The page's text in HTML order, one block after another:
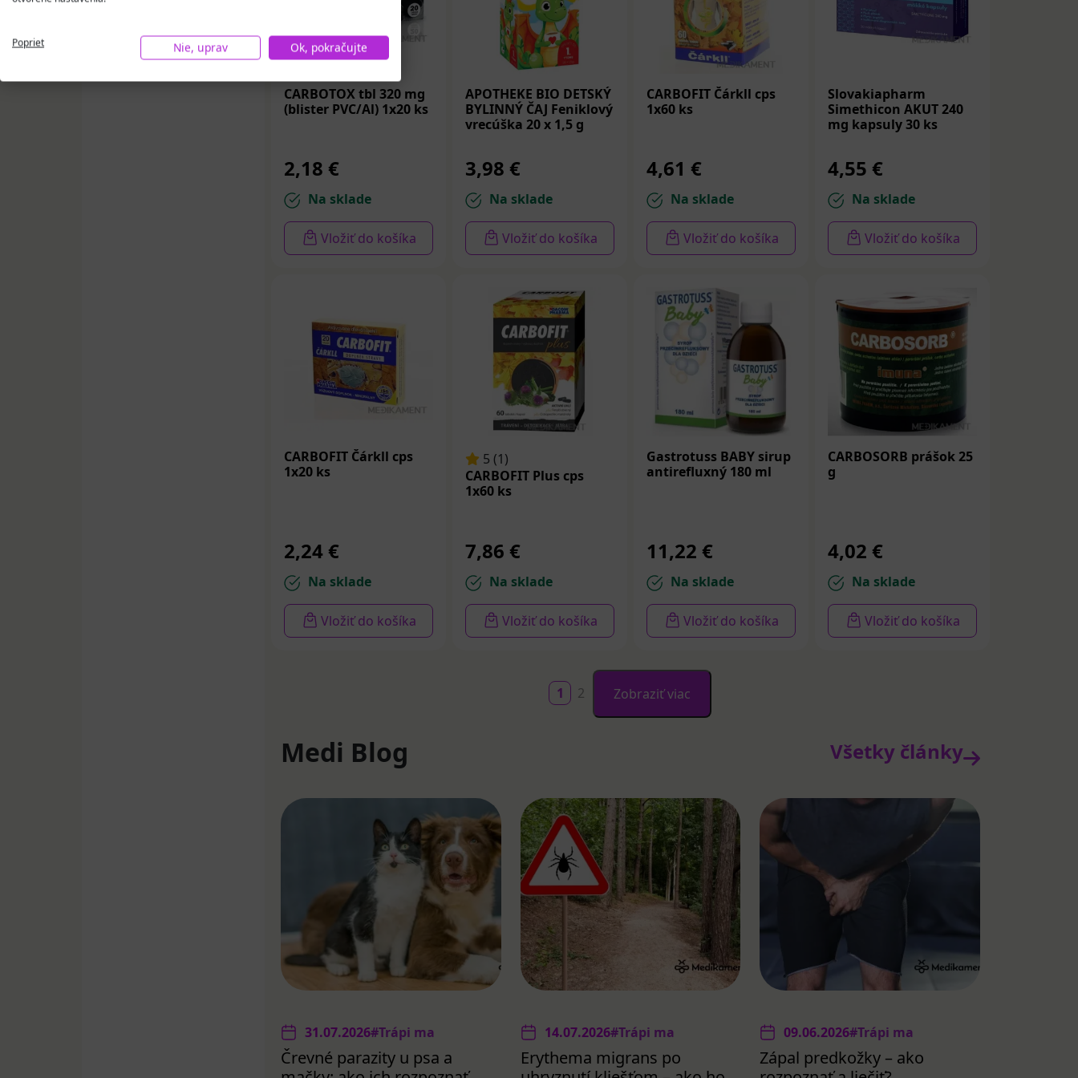
pohodu, funkciu tráviaceho systému a celkové zdravie.
CARBOTOX tbl 320 mg
(blister PVC/Al) 1x20 ks
2,18 €
Na sklade
Vložiť do košíka
APOTHEKE BIO DETSKÝ
BYLINNÝ ČAJ Feniklový
vrecúška 20 x 1,5 g
3,98 €
Na sklade
Vložiť do košíka
CARBOFIT Čárkll cps
1x60 ks
4,61 €
Na sklade
Vložiť do košíka
Slovakiapharm
Simethicon AKUT 240
mg kapsuly 30 ks
4,55 €
Na sklade
Vložiť do košíka
CARBOFIT Čárkll cps
1x20 ks
2,24 €
Na sklade
Vložiť do košíka
5 (1)
CARBOFIT Plus cps
1x60 ks
7,86 €
Na sklade
Vložiť do košíka
Gastrotuss BABY sirup
antirefluxný 180 ml
11,22 €
Na sklade
Vložiť do košíka
CARBOSORB prášok 25
g
4,02 €
Na sklade
Vložiť do košíka
1 2 Zobraziť viac
Medi Blog Všetky články
31.07.2026#Trápi ma
Črevné parazity u psa a
14.07.2026#Trápi ma
Erythema migrans po
09.06.2026#Trápi ma
Zápal predkožky – ako
Poprieť Nie, uprav Ok, pokračujte